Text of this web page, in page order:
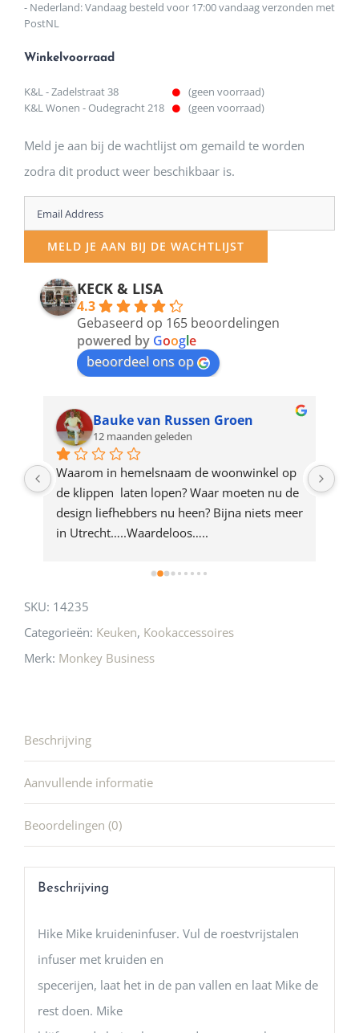
- Nederland: Vandaag besteld voor 17:00 vandaag verzonden met
PostNL
Winkelvoorraad
K&L - Zadelstraat 38
(geen voorraad)
K&L Wonen - Oudegracht 218
(geen voorraad)
Meld je aan bij de wachtlijst om gemaild te worden
zodra dit product weer beschikbaar is.
Enter
your
email
address
product
MELD JE AAN BIJ DE WACHTLIJST
KECK & LISA
4.3
Gebaseerd op 165 beoordelingen
powered by Google
beoordeel ons op
Bauke van Russen Groen
12 maanden geleden
Waarom in hemelsnaam de woonwinkel op
de klippen  laten lopen? Waar moeten nu de
design liefhebbers nu heen? Bijna niets meer
in Utrecht…..Waardeloos…..
SKU: 14235
Categorieën: Keuken, Kookaccessoires
Merk: Monkey Business
Beschrijving
Aanvullende informatie
Beoordelingen (0)
Beschrijving
Hike Mike kruideninfuser. Vul de roestvrijstalen
infuser met kruiden en
specerijen, laat het in de pan vallen en laat Mike de
rest doen. Mike